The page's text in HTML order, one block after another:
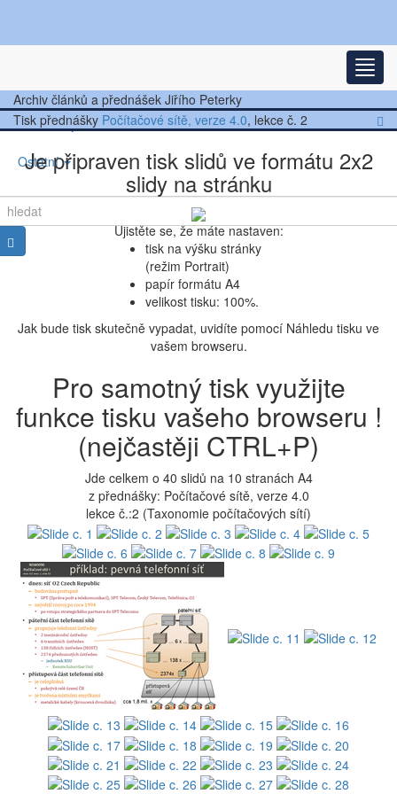
Nejnovější články
Další články
Přednášky
Ostatní
Archiv článků a přednášek Jiřího Peterky
Tisk přednášky Počítačové sítě, verze 4.0, lekce č. 2
Je připraven tisk slidů ve formátu 2x2
slidy na stránku
Ujistěte se, že máte nastaven:
tisk na výšku stránky
(režim Portrait)
papír formátu A4
velikost tisku: 100%.
Jak bude tisk skutečně vypadat, uvidíte pomocí Náhledu tisku ve
vašem browseru.
Pro samotný tisk využijte
funkce tisku vašeho browseru !
(nejčastěji CTRL+P)
Jde celkem o 40 slidů na 10 stranách A4
z přednášky: Počítačové sítě, verze 4.0
lekce č.:2 (Taxonomie počítačových sítí)